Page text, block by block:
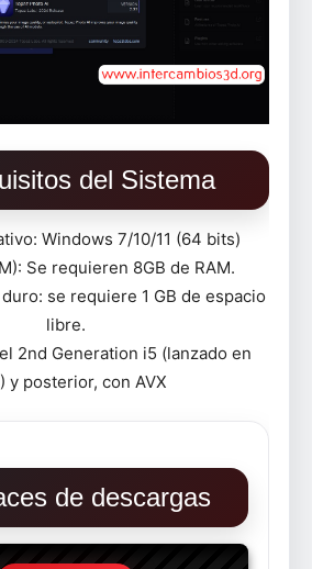
del Sistema
Windows 7/10/11 (64 bits)
Se requieren 8GB de RAM.
se requiere 1 GB de espacio
libre.
2nd Generation i5 (lanzado en
y posterior, con AVX
de descargas